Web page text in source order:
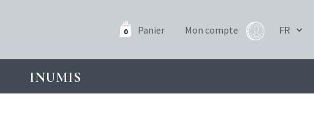
0 Panier Mon compte
INUMIS